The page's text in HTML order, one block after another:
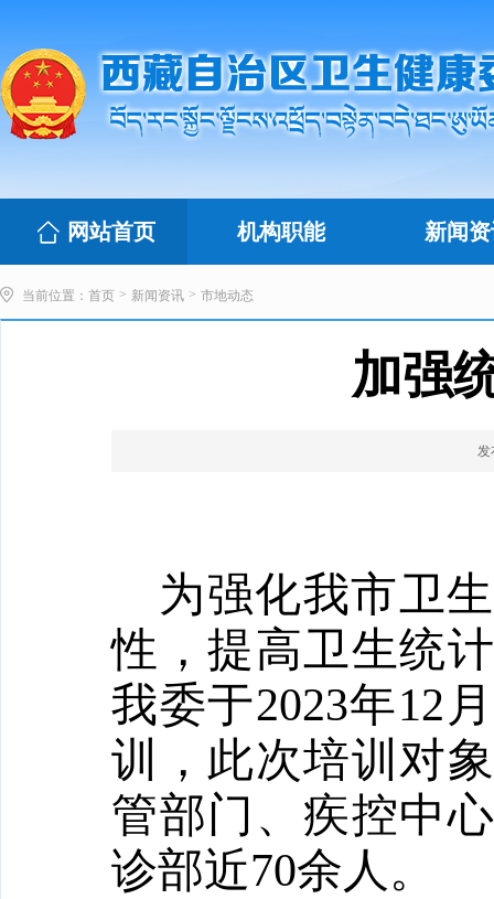
网站首页 机构职能 新闻
当前位置： 首页 > 新闻资讯 > 市地动态
加强
发
为强化我市卫
性，提高卫生统
我委于2023年12
训，此次培训对
管部门、疾控中
诊部近70余人。